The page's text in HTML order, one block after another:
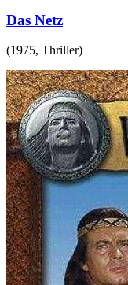
Das Netz
(1975, Thriller)